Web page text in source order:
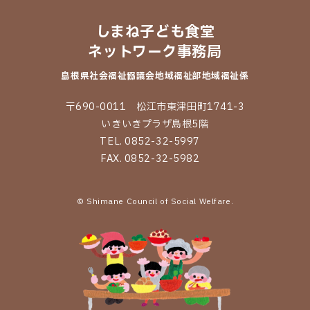
しまね子ども食堂
ネットワーク事務局
島根県社会福祉協議会地域福祉部地域福祉係
〒690-0011 松江市東津田町1741-3
いきいきプラザ島根5階
TEL. 0852-32-5997
FAX. 0852-32-5982
© Shimane Council of Social Welfare.